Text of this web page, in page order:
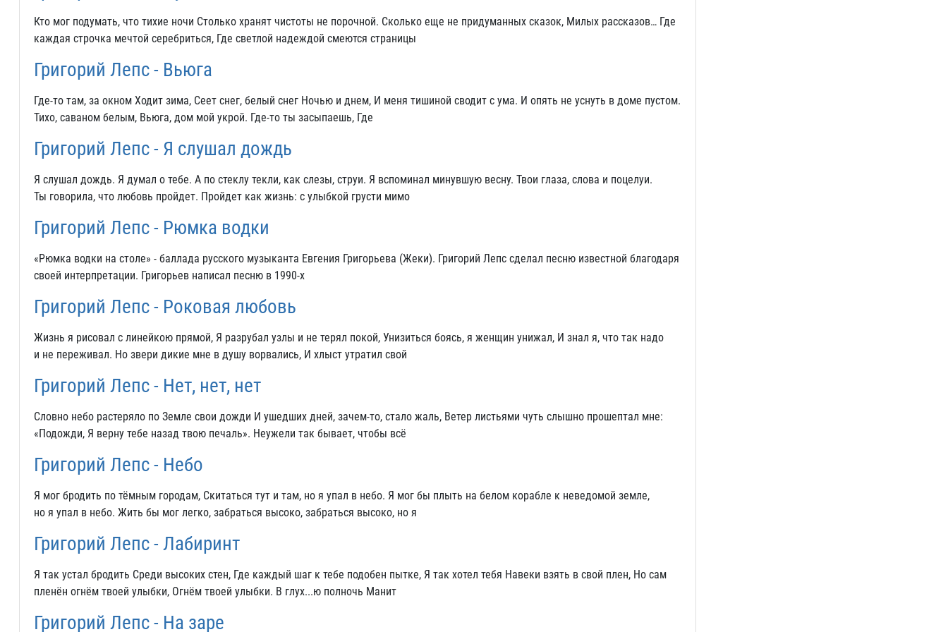
Кто мог подумать, что тихие ночи Столько хранят чистоты не порочной. Сколько еще не придуманных сказок, Милых рассказов… Где
каждая строчка мечтой серебриться, Где светлой надеждой смеются страницы
Григорий Лепс - Вьюга
Где-то там, за окном Ходит зима, Сеет снег, белый снег Ночью и днем, И меня тишиной сводит с ума. И опять не уснуть в доме пустом.
Тихо, саваном белым, Вьюга, дом мой укрой. Где-то ты засыпаешь, Где
Григорий Лепс - Я слушал дождь
Я слушал дождь. Я думал о тебе. А по стеклу текли, как слезы, струи. Я вспоминал минувшую весну. Твои глаза, слова и поцелуи.
Ты говорила, что любовь пройдет. Пройдет как жизнь: с улыбкой грусти мимо
Григорий Лепс - Рюмка водки
«Рюмка водки на столе» - баллада русского музыканта Евгения Григорьева (Жеки). Григорий Лепс сделал песню известной благодаря
своей интерпретации. Григорьев написал песню в 1990-х
Григорий Лепс - Роковая любовь
Жизнь я рисовал с линейкою прямой, Я разрубал узлы и не терял покой, Унизиться боясь, я женщин унижал, И знал я, что так надо
и не переживал. Но звери дикие мне в душу ворвались, И хлыст утратил свой
Григорий Лепс - Нет, нет, нет
Словно небо растеряло по Земле свои дожди И ушедших дней, зачем-то, стало жаль, Ветер листьями чуть слышно прошептал мне:
«Подожди, Я верну тебе назад твою печаль». Неужели так бывает, чтобы всё
Григорий Лепс - Небо
Я мог бродить по тёмным городам, Скитаться тут и там, но я упал в небо. Я мог бы плыть на белом корабле к неведомой земле,
но я упал в небо. Жить бы мог легко, забраться высоко, забраться высоко, но я
Григорий Лепс - Лабиринт
Я так устал бродить Среди высоких стен, Где каждый шаг к тебе подобен пытке, Я так хотел тебя Навеки взять в свой плен, Но сам
пленён огнём твоей улыбки, Огнём твоей улыбки. В глух...ю полночь Манит
Григорий Лепс - На заре